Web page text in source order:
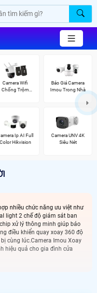
Camera Wifi
Chống Trộm
Báo Giá Camera
Imou Trong Nhà
Ip AI Full
Color Hikvision
Camera UNV 4K
Siêu Nét
nhiều chức năng ưu việt như
light 2 chế độ giám sát ban
xử lý thông minh giúp báo
điều khiển quay xoay 360 độ
cùng lúc.Camera Imou Xoay
hiệu quả cho gia đình cửa